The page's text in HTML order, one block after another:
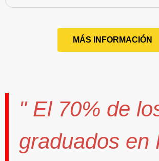
MÁS INFORMACIÓN
" El 70% de
graduados en